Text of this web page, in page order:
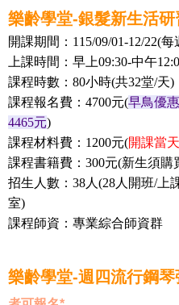
樂齡學堂-銀髮新生活
開課期間：115/09/01-12/22(
上課時間：早上09:30-中午
課程時數：80小時(共32堂/天)
課程報名費：4700元(早鳥優
4465元)
課程材料費：1200元(開課當
課程書籍費：300元(新生須
招生人數：38人 (28人開班/上
室)
課程師資 ：專業綜合師資群
樂齡學堂-週四流行鋼